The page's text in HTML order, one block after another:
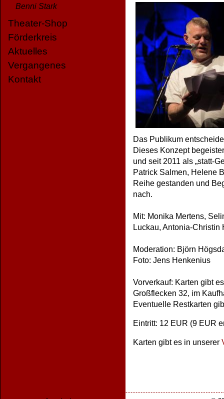
Benni Stark
Theater-Shop
Förderkreis
Aktuelles
Vergangenes
Kontakt
Das Publikum
Dieses Konzept
und seit 2011 als „statt-
Patrick Salmen, Helene
Reihe gestanden und
nach.
Mit: Monika Mertens,
Luckau, Antonia-Christin
Moderation: Björn
Foto: Jens Henkenius
Vorverkauf: Karten gibt
Großflecken 32, im
Eventuelle Restkarten
Eintritt: 12 EUR (9 EUR
Karten gibt es in unserer